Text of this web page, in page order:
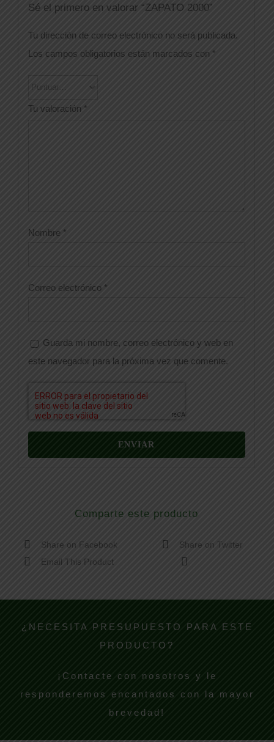
Sé el primero en valorar “ZAPATO 2000”
Tu dirección de correo electrónico no será publicada.
Los campos obligatorios están marcados con *
Tu valoración *
Nombre *
Correo electrónico *
Guarda mi nombre, correo electrónico y web en
este navegador para la próxima vez que comente.
Comparte este producto
Share on Facebook
Share on Twitter
Email This Product
¿NECESITA PRESUPUESTO PARA ESTE
PRODUCTO?
¡Contacte con nosotros y le
responderemos encantados con la mayor
brevedad!